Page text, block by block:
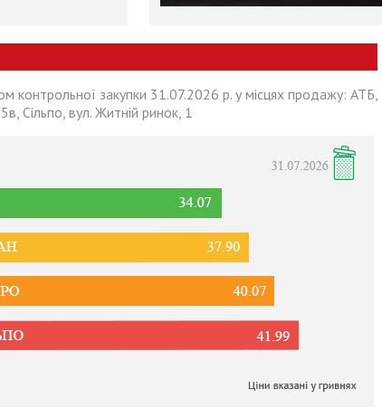
контрольної закупки 31.07.2026 р. у місцях продажу: АТБ,
Сільпо, вул. Житній ринок, 1